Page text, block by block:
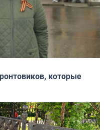
которые